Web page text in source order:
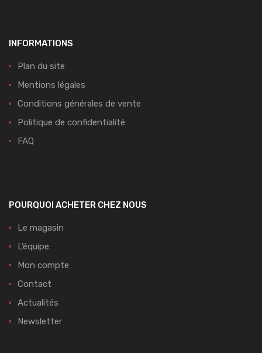
INFORMATIONS
Plan du site
Mentions légales
Conditions générales de vente
Politique de confidentialité
FAQ
POURQUOI ACHETER CHEZ NOUS
Le magasin
L’équipe
Mon compte
Contact
Actualités
Newsletter